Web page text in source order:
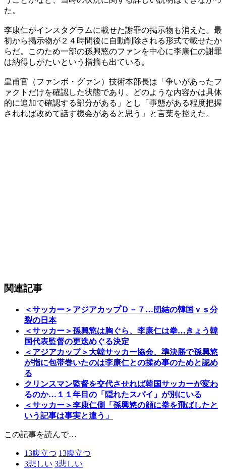
た。
李康仁がインスタグラムに載せた謝罪の掲示物も消えた。最
初から掲示物が２４時間後に自動削除される形式で載せたか
らだ。このため一部の孫興慜のファンを中心に李康仁の謝罪
は納得しがたいという指摘も出ている。
皇甫官（ファンボ・グァン）技術本部長は「争いがあったフ
ァクトだけを確認した状態であり、どのような内容かは具体
的に追加で確認する部分がある」とし「事態がある程度把握
されれば改めて話す機会があると思う」と言葉を控えた。
関連記事
＜サッカー＞アジアカップＤ－７…団結の韓国ｖｓ分
裂の日本
＜サッカー＞孫興慜は胸ぐら、李康仁は拳…きょう韓
国代表監督の更迭めぐる決定
＜アジアカップ＞大韓サッカー協会、準決勝で孫興慜
が指に包帯巻いたのは李康仁との揉め事のためと認め
る
クリンスマン監督を交代させれば韓国サッカーが変わ
るのか…１１年目の「隠れたスパイ」が別にいる
＜サッカー＞李康仁側「孫興慜の顔に拳を飛ばしたと
いう記事は事実と違う」
この記事を読んで…
13腹立つ 13腹立つ
3悲しい 3悲しい